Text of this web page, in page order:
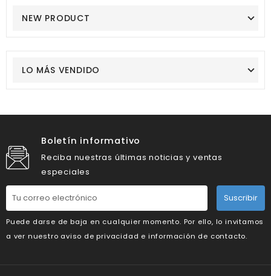
NEW PRODUCT
LO MÁS VENDIDO
Boletín informativo
Reciba nuestras últimas noticias y ventas
especiales
Suscribir
Puede darse de baja en cualquier momento. Por ello, lo invitamos
a ver nuestro aviso de privacidad e información de contacto.